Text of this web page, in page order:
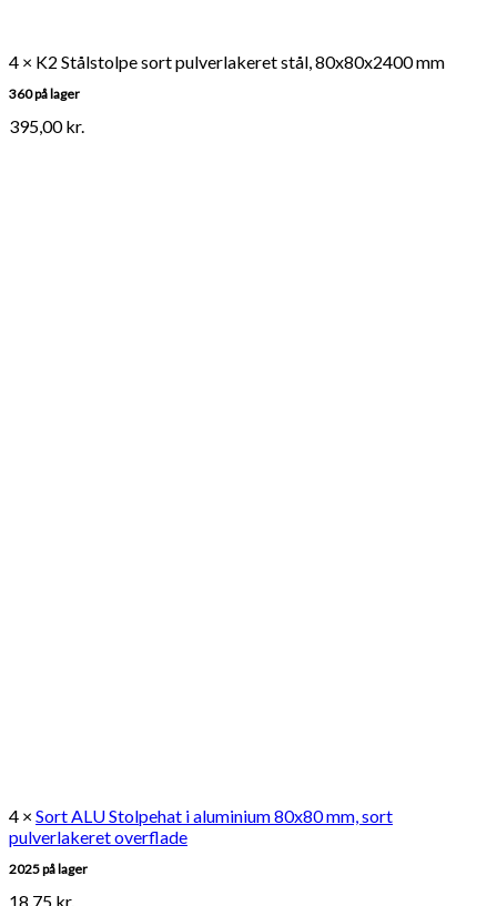
4 × K2 Stålstolpe sort pulverlakeret stål, 80x80x2400 mm
360 på lager
395,00kr.
4 × Sort ALU Stolpehat i aluminium 80x80 mm, sort
pulverlakeret overflade
2025 på lager
18,75 kr.